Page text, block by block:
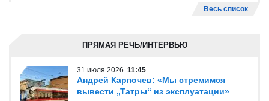
Весь список
ПРЯМАЯ РЕЧЬ/ИНТЕРВЬЮ
31 июля 2026 11:45
Андрей Карпочев: «Мы стремимся
вывести „Татры“ из эксплуатации»